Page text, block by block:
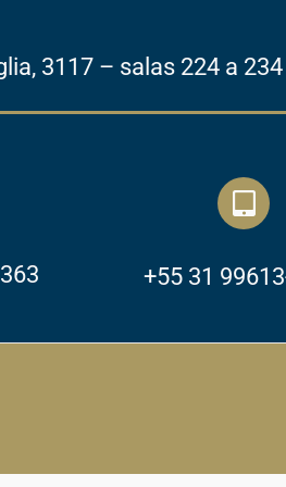
3117 – salas 224 a
alt
+55 31